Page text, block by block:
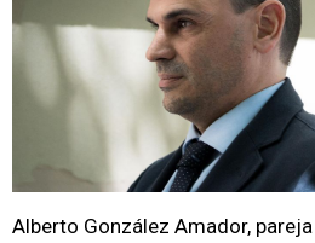
Alberto González Amador,